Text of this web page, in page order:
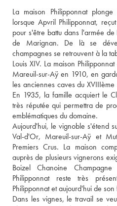
La maison Philipponnat
lorsque Apvril Philipponnat,
pour s'être battu dans l'armée
de Marignan. De là se
champagnes se retrouvent à la
Louis XIV. La maison
Mareuil-sur-Aÿ en 1910, en
les anciennes caves du
En 1935, la famille acquiert le
très réputée qui permettra de
emblématiques du domaine.
Aujourd'hui, le vignoble s'étend
Val-d'Or, Mareuil-sur-Aÿ et
Premiers Crus. La maison
auprès de plusieurs vignerons
Boizel Chanoine
Philipponnat reste très
Philipponnat et aujourd'hui de son
Dans les vignes, le travail se